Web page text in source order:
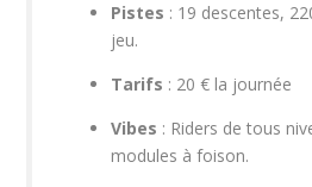
Pistes : 19 descentes,
jeu.
Tarifs : 20 € la journée
Vibes : Riders de tous
modules à foison.